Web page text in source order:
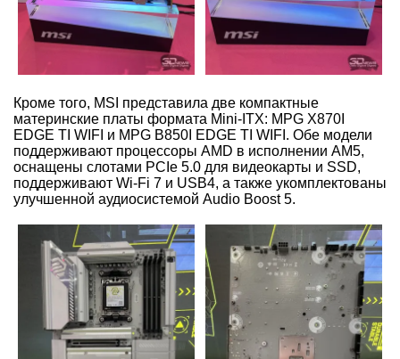
Кроме того, MSI представила две компактные
материнские платы формата Mini-ITX: MPG X870I
EDGE TI WIFI и MPG B850I EDGE TI WIFI. Обе модели
поддерживают процессоры AMD в исполнении AM5,
оснащены слотами PCIe 5.0 для видеокарты и SSD,
поддерживают Wi-Fi 7 и USB4, а также укомплектованы
улучшенной аудиосистемой Audio Boost 5.